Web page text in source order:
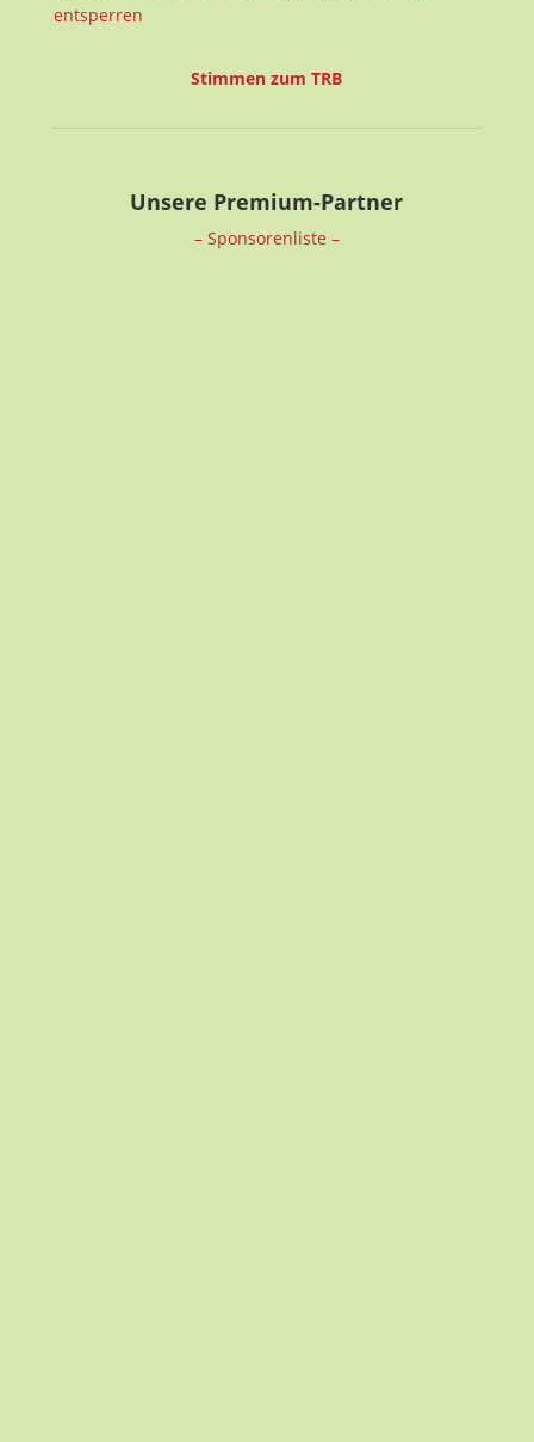
entsperren
Stimmen zum TRB
Unsere Premium-Partner
– Sponsorenliste –